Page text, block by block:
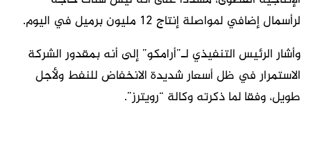
لرأسمال إضافي لمواصلة إنتاج 12 مليون برميل في اليوم.
وأشار الرئيس التنفيذي لـ”أرامكو” إلى أنه بمقدور الشركة
الاستمرار في ظل أسعار شديدة الانخفاض للنفط ولأجل
طويل، وفقا لما ذكرته وكالة “رويترز”.